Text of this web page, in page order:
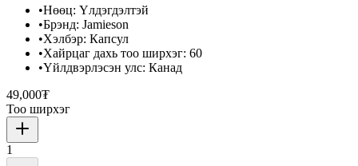
•Нөөц: Үлдэгдэлтэй
•Брэнд: Jamieson
•Хэлбэр: Капсул
•Хайрцаг дахь тоо ширхэг: 60
•Үйлдвэрлэсэн улс: Канад
49,000₮
Тоо ширхэг
1